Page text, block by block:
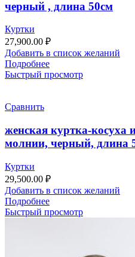
черный , длина 50см
Куртки
27,900.00 ₽
Добавить в список желаний
Подробнее
Быстрый просмотр
Сравнить
женская куртка-косуха
молнии, черный, длина
Куртки
29,500.00 ₽
Добавить в список желаний
Подробнее
Быстрый просмотр